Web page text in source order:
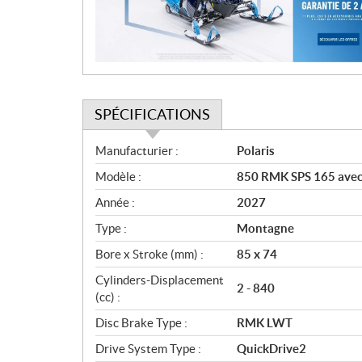
SPÉCIFICATIONS
S
p
é
c
i
f
i
c
a
t
i
o
Manufacturier :
Polaris
Modèle :
850 RMK SPS 165
Année :
2027
Type :
Montagne
Bore x Stroke (mm) :
85 x 74
Cylinders-Displacement
(cc) :
2 - 840
Disc Brake Type :
RMK LWT
Drive System Type :
QuickDrive2